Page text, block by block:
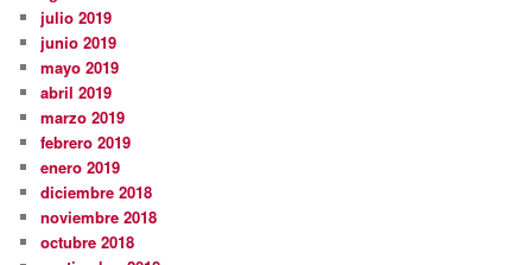
julio 2019
junio 2019
mayo 2019
abril 2019
marzo 2019
febrero 2019
enero 2019
diciembre 2018
noviembre 2018
octubre 2018